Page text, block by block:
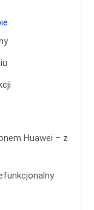
Huawei – z